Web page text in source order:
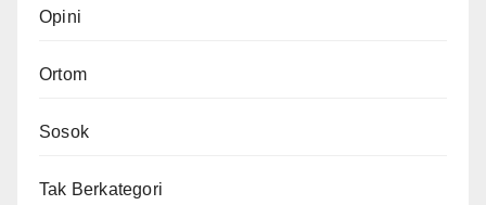
Opini
Ortom
Sosok
Tak Berkategori